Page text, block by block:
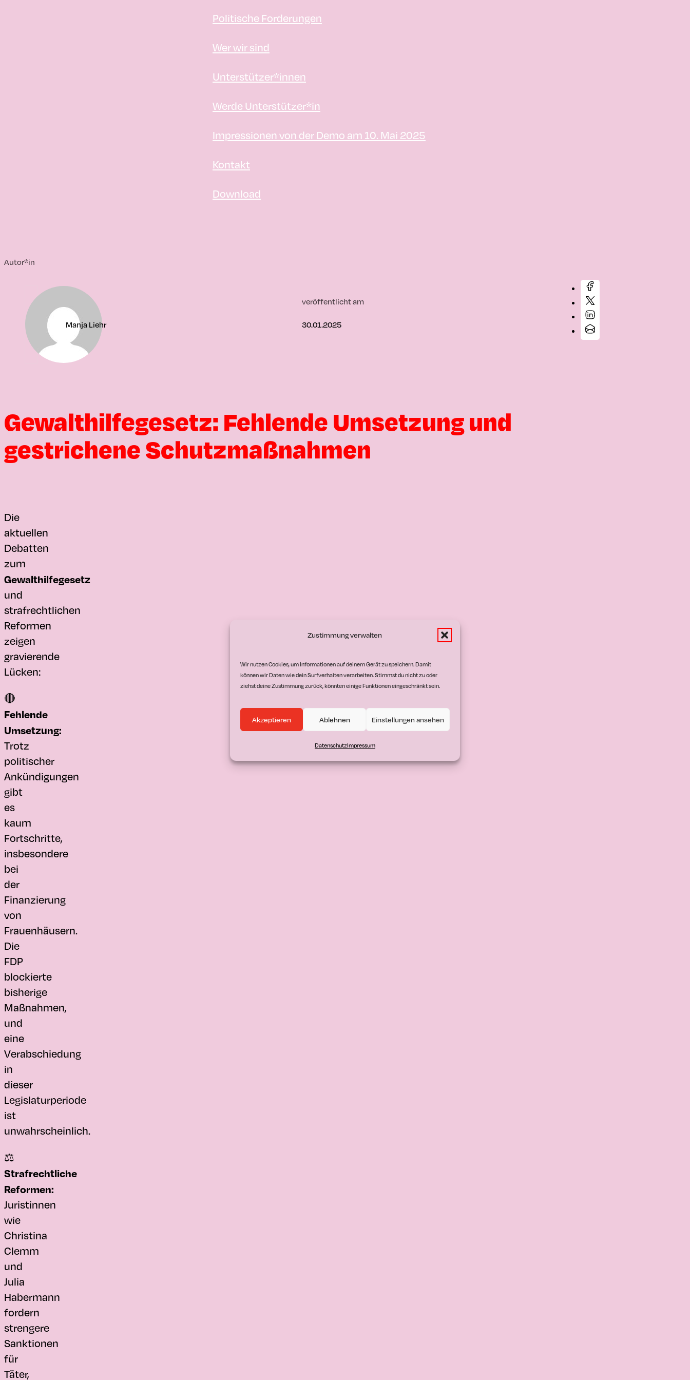
Zustimmung verwalten
Wir nutzen Cookies, um Informationen auf deinem Gerät zu speichern. Damit
können wir Daten wie dein Surfverhalten verarbeiten. Stimmst du nicht zu oder
ziehst deine Zustimmung zurück, könnten einige Funktionen eingeschränkt sein.
Akzeptieren Ablehnen Einstellungen ansehen
DatenschutzImpressum
Politische Forderungen
Wer wir sind
Unterstützer*innen
Werde Unterstützer*in
Impressionen von der Demo am 10. Mai 2025
Kontakt
Download
Autor*in
Manja Liehr
veröffentlicht am
30.01.2025
Gewalthilfegesetz: Fehlende Umsetzung und
gestrichene Schutzmaßnahmen
Die
aktuellen
Debatten
zum
Gewalthilfegesetz
und
strafrechtlichen
Reformen
zeigen
gravierende
Lücken:
🔴
Fehlende
Umsetzung:
Trotz
politischer
Ankündigungen
gibt
es
kaum
Fortschritte,
insbesondere
bei
der
Finanzierung
von
Frauenhäusern.
Die
FDP
blockierte
bisherige
Maßnahmen,
und
eine
Verabschiedung
in
dieser
Legislaturperiode
ist
unwahrscheinlich.
⚖️
Strafrechtliche
Reformen:
Juristinnen
wie
Christina
Clemm
und
Julia
Habermann
fordern
strengere
Sanktionen
für
Täter,